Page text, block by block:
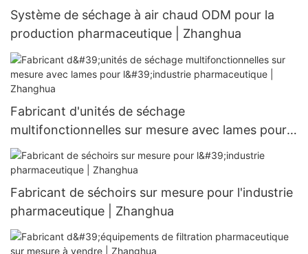
Système de séchage à air chaud ODM pour la
production pharmaceutique | Zhanghua
Fabricant d'unités de séchage
multifonctionnelles sur mesure avec lames pour
l'industrie pharmaceutique | Zhanghua
Fabricant de séchoirs sur mesure pour l'industrie
pharmaceutique | Zhanghua